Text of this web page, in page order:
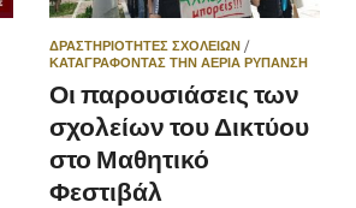
ΔΡΑΣΤΗΡΙΌΤΗΤΕΣ ΣΧΟΛΕΊΩΝ/
ΚΑΤΑΓΡΆΦΟΝΤΑΣ ΤΗΝ ΑΈΡΙΑ ΡΎΠΑΝΣΗ
Οι παρουσιάσεις των
σχολείων του Δικτύου
στο Μαθητικό
Φεστιβάλ